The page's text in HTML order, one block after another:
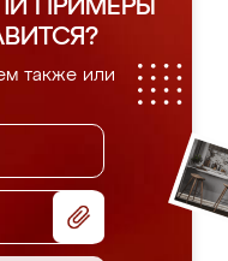
ПРИМЕРЫ
также или